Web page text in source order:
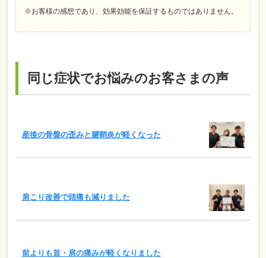
※お客様の感想であり、効果効能を保証するものではありません。
同じ症状でお悩みのお客さまの声
産後の骨盤の歪みと腱鞘炎が軽くなった
肩こり改善で頭痛も減りました
前よりも首・肩の痛みが軽くなりました